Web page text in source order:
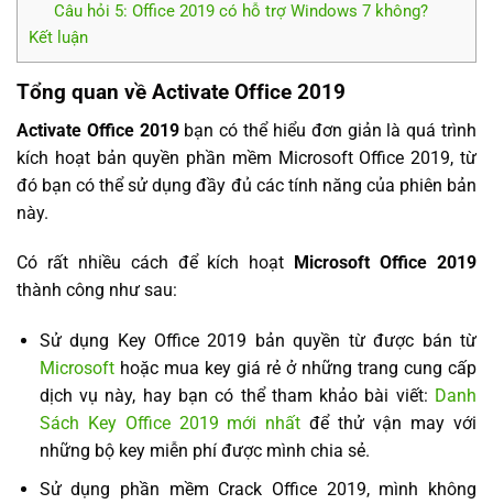
Câu hỏi 5: Office 2019 có hỗ trợ Windows 7 không?
Kết luận
Tổng quan về Activate Office 2019
Activate Office 2019bạn có thể hiểu đơn giản là quá trình
kích hoạt bản quyền phần mềm Microsoft Office 2019, từ
đó bạn có thể sử dụng đầy đủ các tính năng của phiên bản
này.
Có rất nhiều cách để kích hoạt
Microsoft Office 2019
thành công như sau:
Sử dụng Key Office 2019 bản quyền từ được bán từ
Microsofthoặc mua key giá rẻ ở những trang cung cấp
dịch vụ này, hay bạn có thể tham khảo bài viết: Danh
Sách Key Office 2019 mới nhất để thử vận may với
những bộ key miễn phí được mình chia sẻ.
Sử dụng phần mềm Crack Office 2019, mình không